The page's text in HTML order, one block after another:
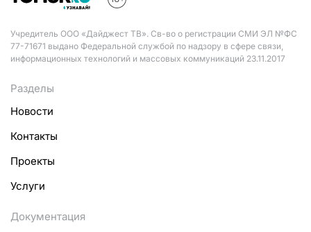
Учредитель ООО «Дайджест ТВ». Св-во о регистрации СМИ ЭЛ №ФС
77-71671 выдано Федеральной службой по надзору в сфере связи,
информационных технологий и массовых коммуникаций 23.11.2017
Разделы
Новости
Контакты
Проекты
Услуги
Документация